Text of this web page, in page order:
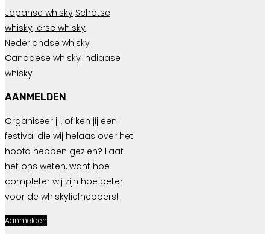
Japanse whisky Schotse
whisky Ierse whisky
Nederlandse whisky
Canadese whisky Indiaase
whisky
AANMELDEN
Organiseer jij, of ken jij een
festival die wij helaas over het
hoofd hebben gezien? Laat
het ons weten, want hoe
completer wij zijn hoe beter
voor de whiskyliefhebbers!
Aanmelden